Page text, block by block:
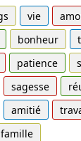
vie
bonheur
patience
sagesse
amitié
famille